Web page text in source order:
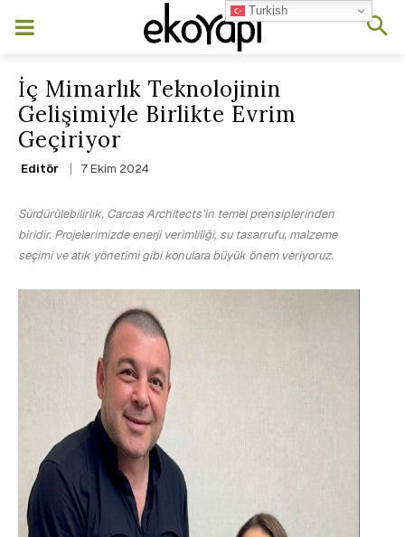
İç Mimarlık Teknolojinin
Gelişimiyle Birlikte Evrim
Geçiriyor
Editör 7 Ekim 2024
Sürdürülebilirlik, Carcas Architects’in temel prensiplerinden
biridir. Projelerimizde enerji verimliliği, su tasarrufu, malzeme
seçimi ve atık yönetimi gibi konulara büyük önem veriyoruz.
Turkish